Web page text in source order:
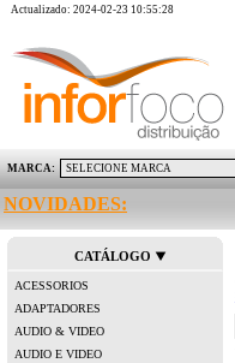
Actualizado: 2024-02-23 10:55:28
MARCA:
NOVIDADES:
CATÁLOGO
ACESSORIOS
ADAPTADORES
AUDIO & VIDEO
AUDIO E VIDEO